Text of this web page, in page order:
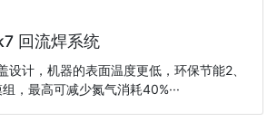
回流焊系统
设计，机器的表面温度更低，环保节能2、
，最高可减少氮气消耗40%···